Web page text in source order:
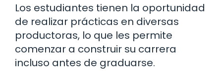
Los estudiantes tienen la oportunidad
de realizar prácticas en diversas
productoras, lo que les permite
comenzar a construir su carrera
incluso antes de graduarse.